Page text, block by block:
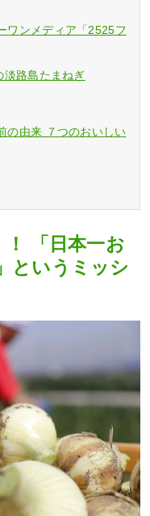
ワンメディア「2525フ
淡路島たまねぎ
の由来 ７つのおいしい
「日本一お
というミッシ